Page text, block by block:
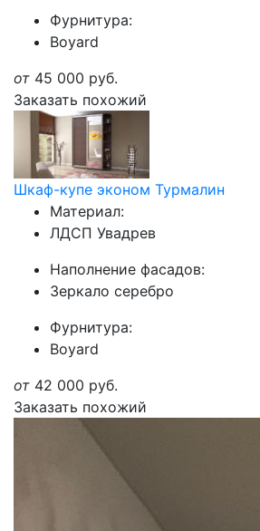
Фурнитура:
Boyard
от 45 000 руб.
Заказать похожий
Шкаф-купе эконом Турмалин
Материал:
ЛДСП Увадрев
Наполнение фасадов:
Зеркало серебро
Фурнитура:
Boyard
от 42 000 руб.
Заказать похожий